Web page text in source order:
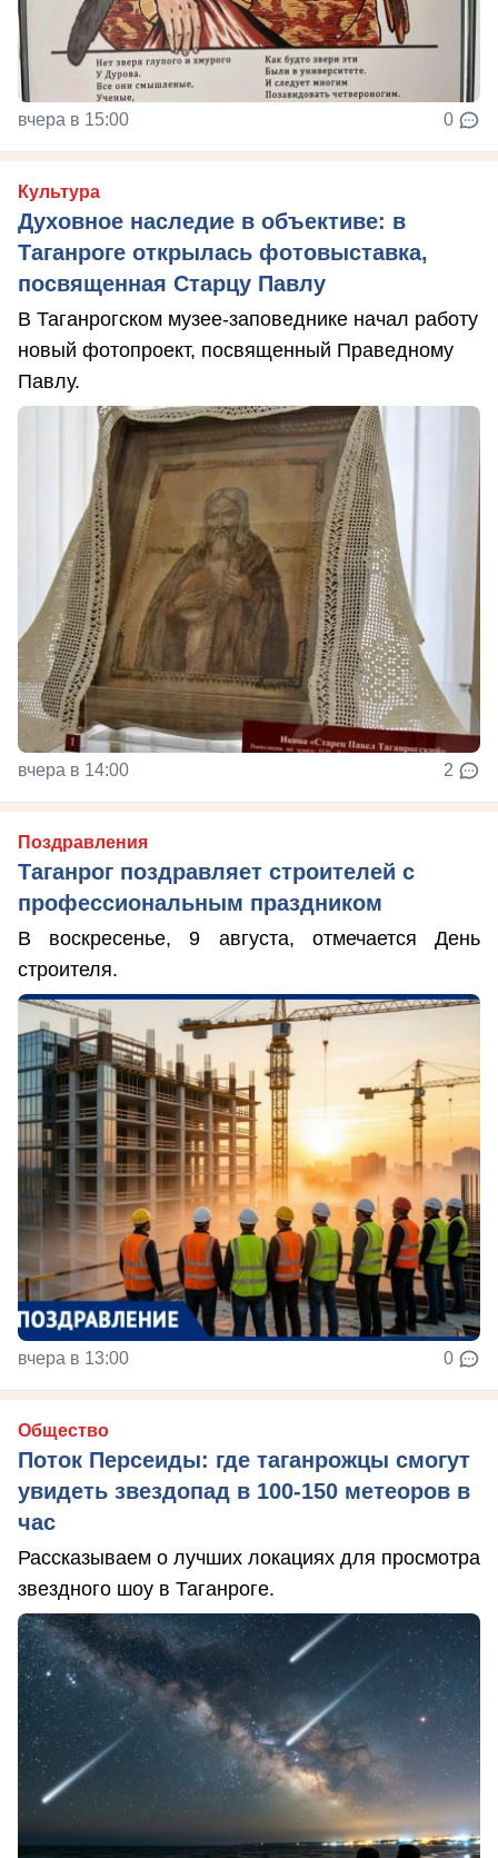
вчера в 15:00 0
Культура
Духовное наследие в объективе: в
Таганроге открылась фотовыставка,
посвященная Старцу Павлу
В Таганрогском музее-заповеднике начал работу
новый фотопроект, посвященный Праведному
Павлу.
вчера в 14:00 2
Поздравления
Таганрог поздравляет строителей с
профессиональным праздником
В воскресенье, 9 августа, отмечается День
строителя.
вчера в 13:00 0
Общество
Поток Персеиды: где таганрожцы смогут
увидеть звездопад в 100-150 метеоров в
час
Рассказываем о лучших локациях для просмотра
звездного шоу в Таганроге.